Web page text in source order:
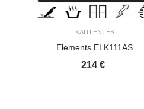
KAITLENTĖS
Elements ELK111AS
214 €